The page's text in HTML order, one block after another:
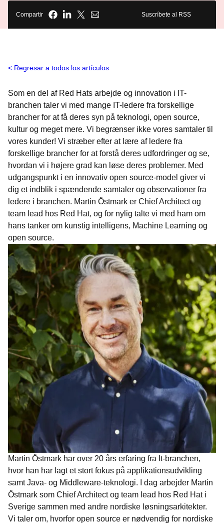
Compartir Suscríbete al RSS
Regresar a todos los artículos
Som en del af Red Hats arbejde og innovation i IT-
branchen taler vi med mange IT-ledere fra forskellige
brancher for at få deres syn på teknologi, open source,
kultur og meget mere. Vi begrænser ikke vores samtaler til
vores kunder! Vi stræber efter at lære af ledere fra
forskellige brancher for at forstå deres udfordringer og se,
hvordan vi i højere grad kan løse deres problemer. Med
udgangspunkt i en innovativ open source-model giver vi
dig et indblik i spændende samtaler og observationer fra
ledere i branchen. Martin Östmark er Chief Architect og
team lead hos Red Hat, og for nylig talte vi med ham om
hans tanker om kunstig intelligens, Machine Learning og
open source.
Martin Östmark har over 20 års erfaring fra It-branchen,
hvor han har lagt et stort fokus på applikationsudvikling
samt Java- og Middleware-teknologi. I dag arbejder Martin
Östmark som Chief Architect og team lead hos Red Hat i
Sverige sammen med andre nordiske løsningsarkitekter.
Vi taler om, hvorfor open source er nødvendig for nordiske